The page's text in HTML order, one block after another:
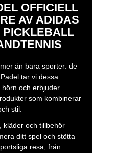
OFFICIELL
AV ADIDAS
PICKLEBALL
än bara sporter: de
tar vi dessa
och erbjuder
som kombinerar
stil.
kläder och tillbehör
ditt spel och stötta
resa, från